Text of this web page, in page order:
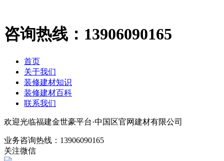
咨询热线： 13906090165
首页
关于我们
装修建材知识
装修建材百科
联系我们
欢迎光临福建金世豪平台·中国区官网建材有限公司
业务咨询热线： 13906090165
关注微信